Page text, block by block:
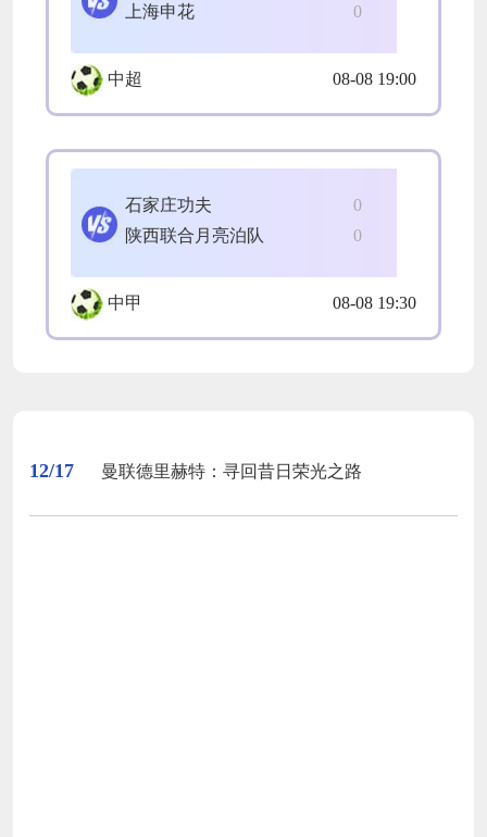
0
上海申花
中超 08-08 19:00
0
石家庄功夫
0
陕西联合月亮泊队
中甲 08-08 19:30
12/17 曼联德里赫特：寻回昔日荣光之路